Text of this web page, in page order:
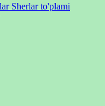
Sherlar to'plami